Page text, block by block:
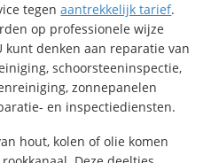
tegenaantrekkelijk tarief.
op professionele wijze
kunt denken aan reparatie van
schoorsteeninspectie,
zonnepanelen
en inspectiediensten.
hout, kolen of olie komen